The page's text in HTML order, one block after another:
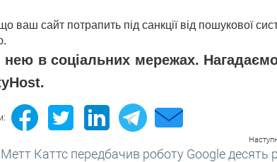
сайт потрапить під санкції від пошукової
нею в соціальних мережах.
Метт Каттс передбачив роботу Google десять